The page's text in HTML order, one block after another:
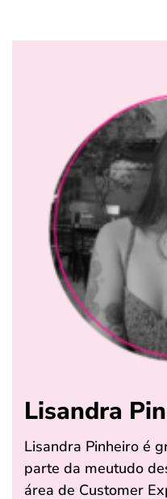
Lisandra
Lisandra Pinheiro é
parte da meutudo
área de Customer